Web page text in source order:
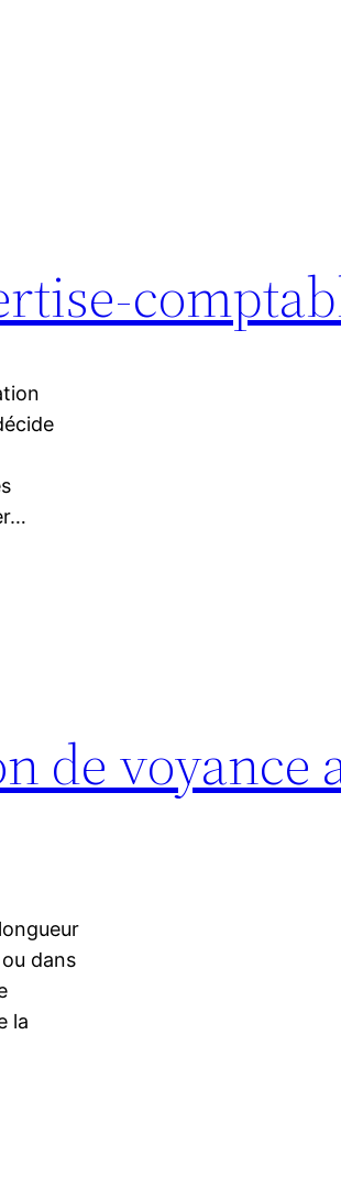
de voyance
dans
la